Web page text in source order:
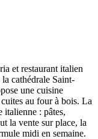
et restaurant italien
cathédrale Saint-
une cuisine
au four à bois. La
italienne : pâtes,
la vente sur place, la
midi en semaine.